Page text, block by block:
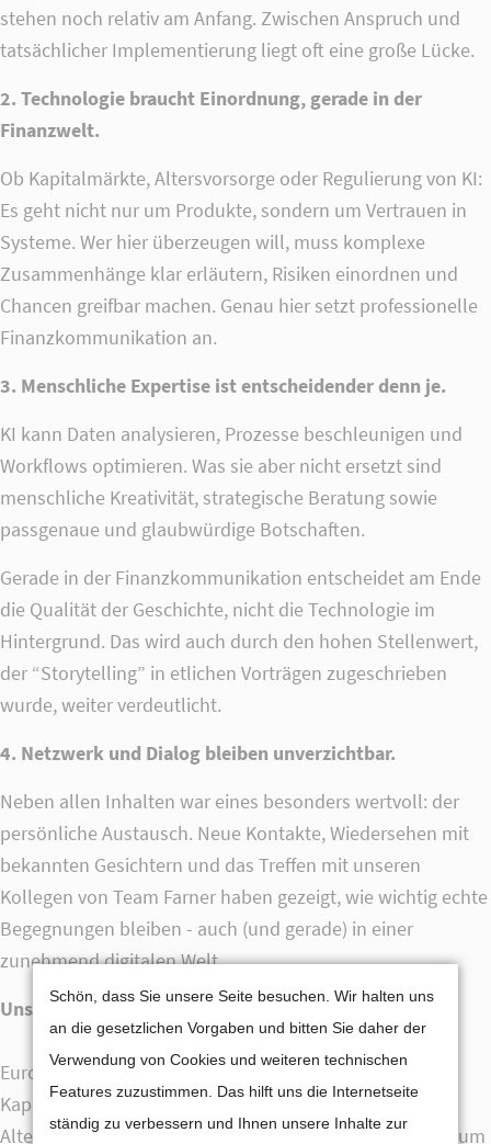
stehen noch relativ am Anfang. Zwischen Anspruch und
tatsächlicher Implementierung liegt oft eine große Lücke.
2. Technologie braucht Einordnung, gerade in der
Finanzwelt.
Ob Kapitalmärkte, Altersvorsorge oder Regulierung von KI:
Es geht nicht nur um Produkte, sondern um Vertrauen in
Systeme. Wer hier überzeugen will, muss komplexe
Zusammenhänge klar erläutern, Risiken einordnen und
Chancen greifbar machen. Genau hier setzt professionelle
Finanzkommunikation an.
3. Menschliche Expertise ist entscheidender denn je.
KI kann Daten analysieren, Prozesse beschleunigen und
Workflows optimieren. Was sie aber nicht ersetzt sind
menschliche Kreativität, strategische Beratung sowie
passgenaue und glaubwürdige Botschaften.
Gerade in der Finanzkommunikation entscheidet am Ende
die Qualität der Geschichte, nicht die Technologie im
Hintergrund. Das wird auch durch den hohen Stellenwert,
der “Storytelling” in etlichen Vorträgen zugeschrieben
wurde, weiter verdeutlicht.
4. Netzwerk und Dialog bleiben unverzichtbar.
Neben allen Inhalten war eines besonders wertvoll: der
persönliche Austausch. Neue Kontakte, Wiedersehen mit
bekannten Gesichtern und das Treffen mit unseren
Kollegen von Team Farner haben gezeigt, wie wichtig echte
Begegnungen bleiben - auch (und gerade) in einer
zunehmend digitalen Welt.
Unser Gesamtbild nach OMR 2026
Europa steht vor großen Weichenstellungen. Die
Kapitalmärkte rücken weiter in den Mittelpunkt,
Altersvorsorge bleibt ein zentrales Thema und KI wird zum
Cookie-Einstellungen
Schön, dass Sie unsere Seite besuchen. Wir halten uns
an die gesetzlichen Vorgaben und bitten Sie daher der
Verwendung von Cookies und weiteren technischen
Features zuzustimmen. Das hilft uns die Internetseite
ständig zu verbessern und Ihnen unsere Inhalte zur